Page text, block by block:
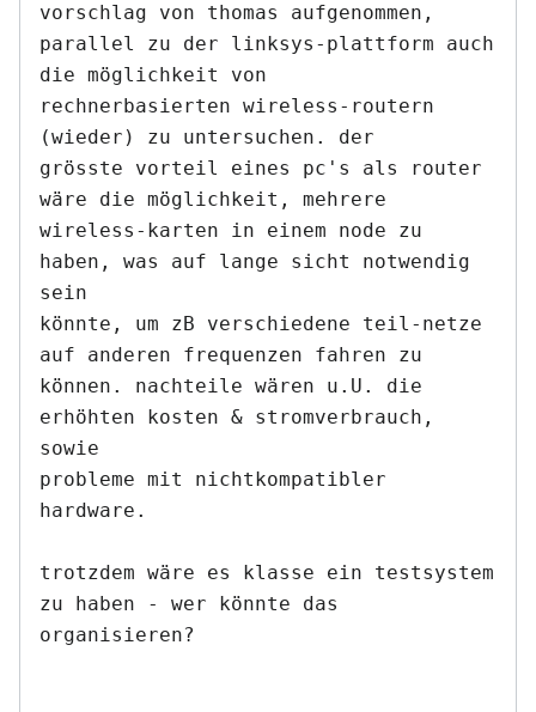
vorschlag von thomas aufgenommen,
parallel zu der linksys-plattform auch
die möglichkeit von
rechnerbasierten wireless-routern
(wieder) zu untersuchen. der
grösste vorteil eines pc's als router
wäre die möglichkeit, mehrere
wireless-karten in einem node zu
haben, was auf lange sicht notwendig
sein
könnte, um zB verschiedene teil-netze
auf anderen frequenzen fahren zu
können. nachteile wären u.U. die
erhöhten kosten & stromverbrauch,
sowie
probleme mit nichtkompatibler
hardware.
trotzdem wäre es klasse ein testsystem
zu haben - wer könnte das
organisieren?